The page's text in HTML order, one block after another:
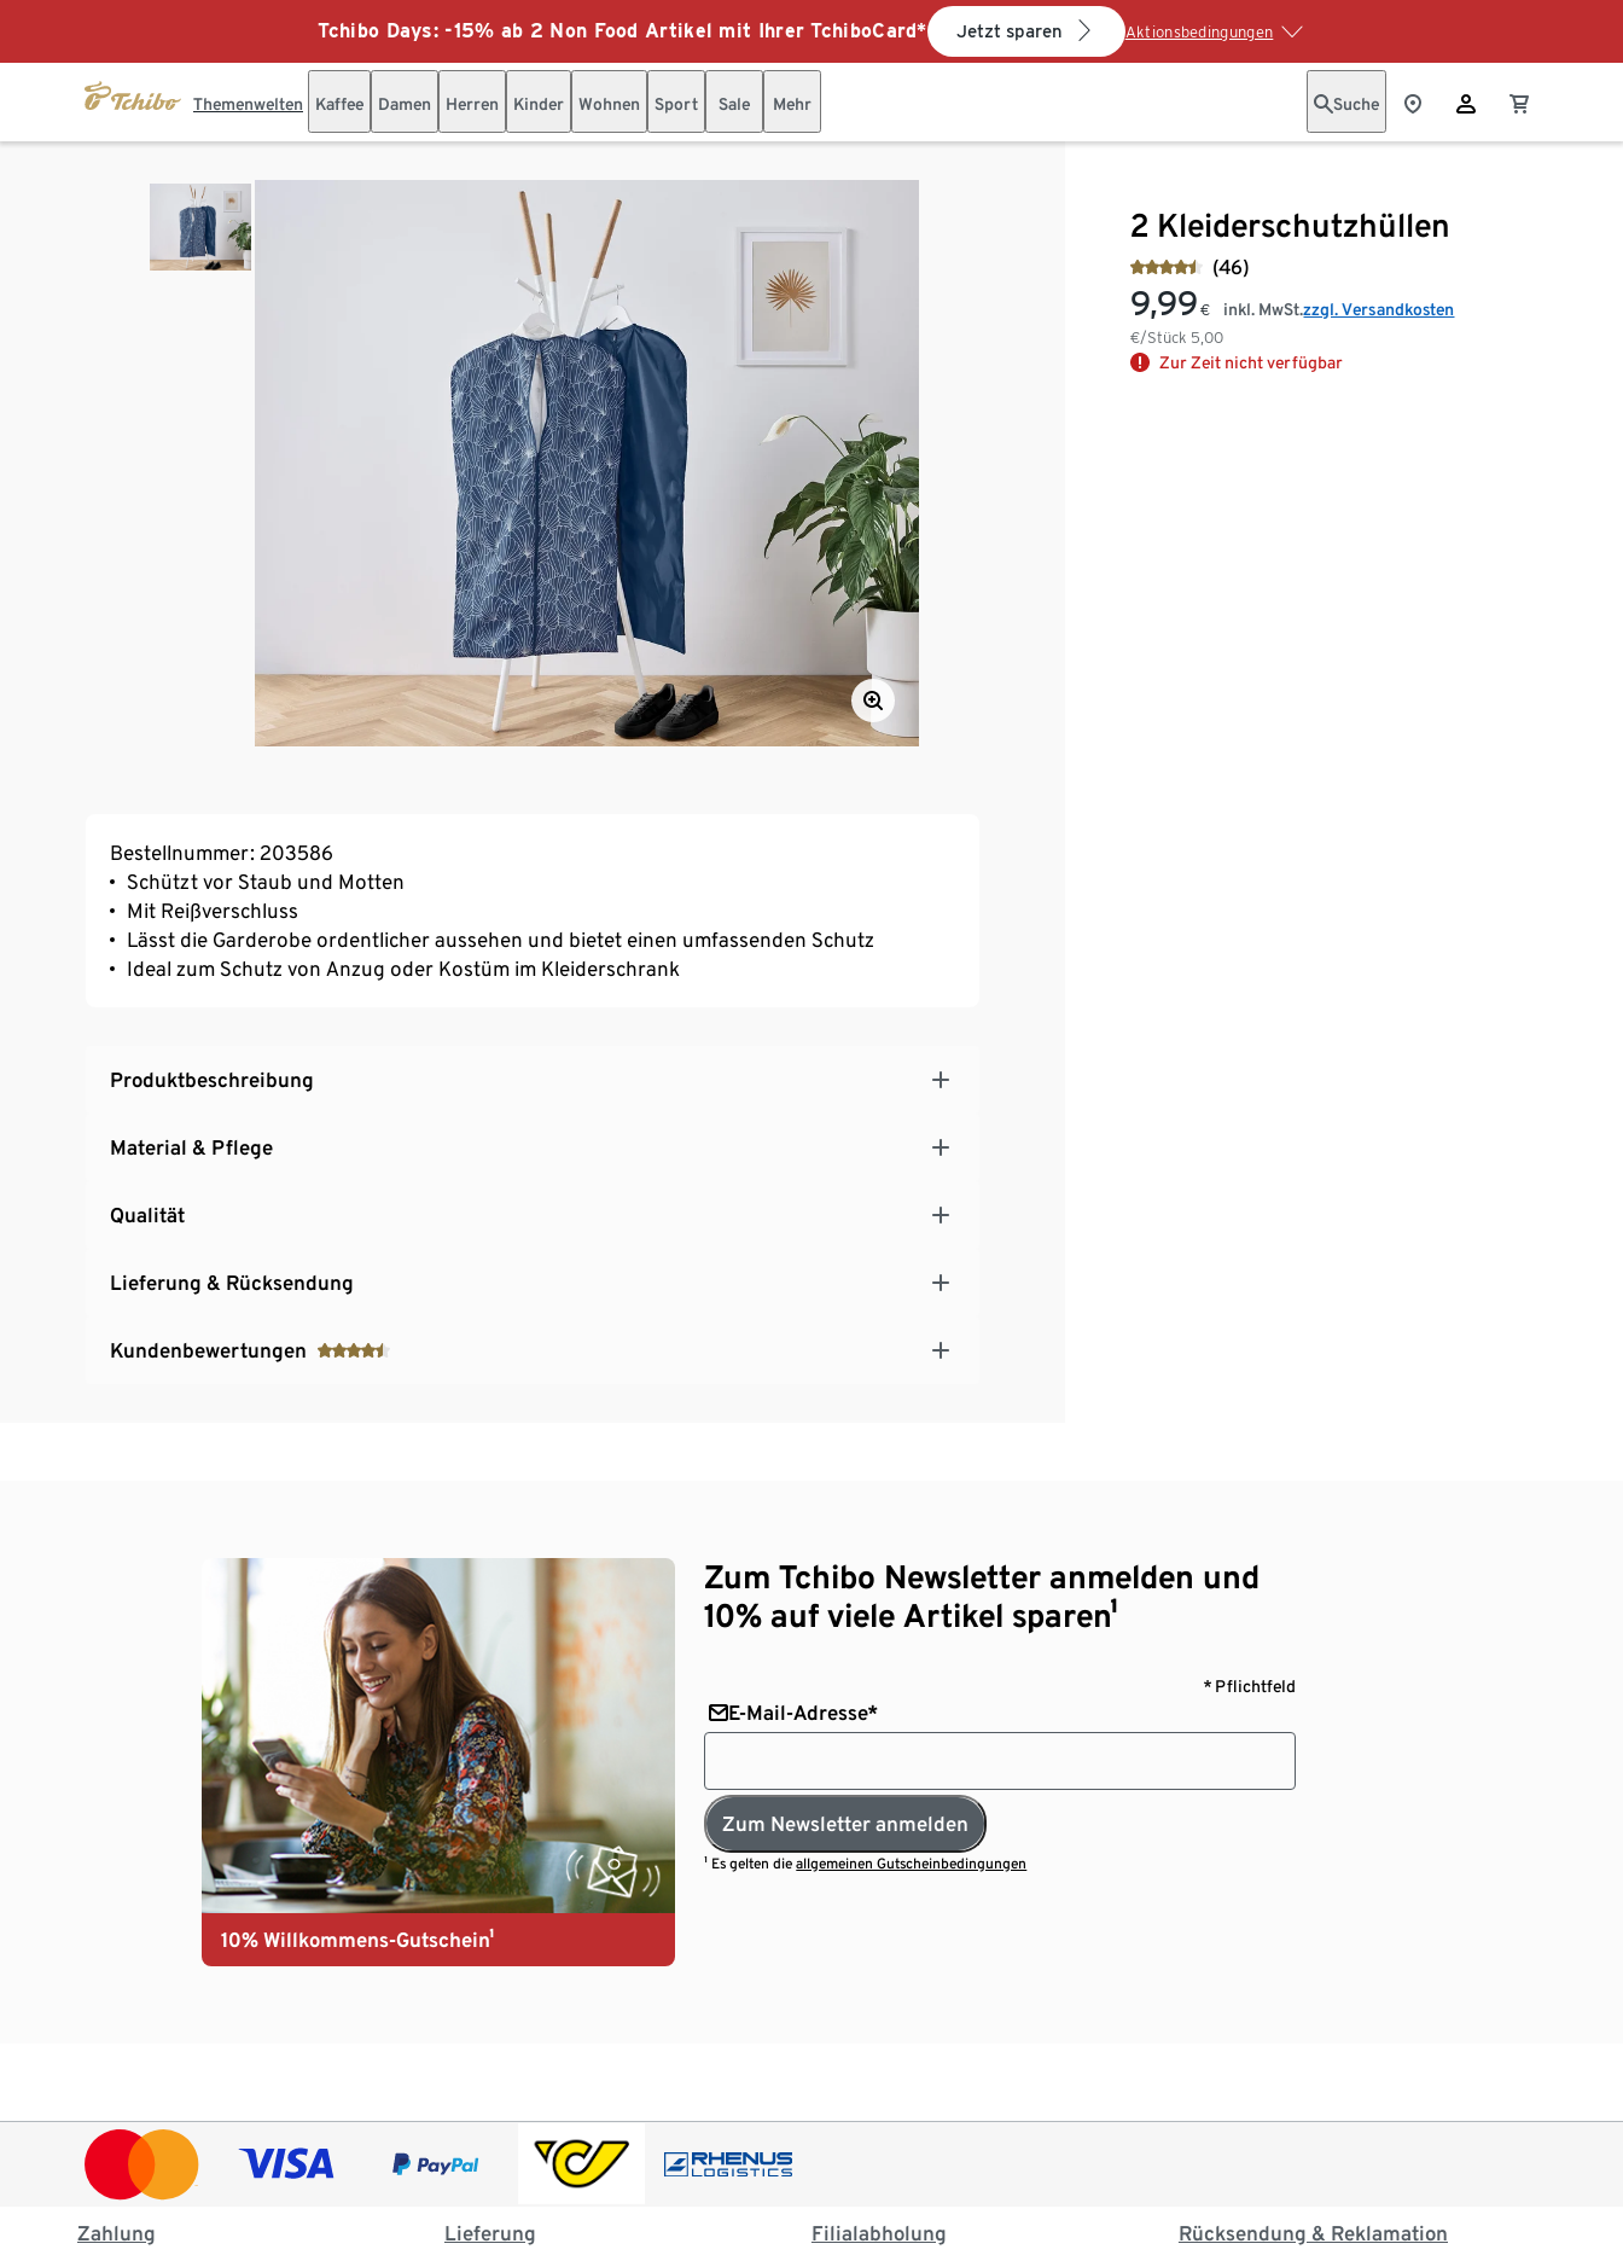
Tchibo Days: -15% ab 2 Non Food Artikel mit Ihrer TchiboCard* Jetzt sparen Aktionsbedingungen
Themenwelten Kaffee Damen Herren Kinder Wohnen Sport Sale Mehr Suche
2 Kleiderschutzhüllen
(46)
9,99 €
€/Stück 5,00
inkl. MwSt.zzgl. Versandkosten
Zur Zeit nicht verfügbar
Bestellnummer: 203586
Schützt vor Staub und Motten
Mit Reißverschluss
Lässt die Garderobe ordentlicher aussehen und bietet einen umfassenden Schutz
Ideal zum Schutz von Anzug oder Kostüm im Kleiderschrank
Produktbeschreibung
Material & Pflege
Qualität
Lieferung & Rücksendung
Kundenbewertungen
10% Willkommens-Gutschein¹
Zum Tchibo Newsletter anmelden und
10% auf viele Artikel sparen¹
* Pflichtfeld
E-Mail-Adresse*
Zum Newsletter anmelden
¹ Es gelten dieallgemeinen Gutscheinbedingungen
Zahlung Lieferung Filialabholung Rücksendung & Reklamation